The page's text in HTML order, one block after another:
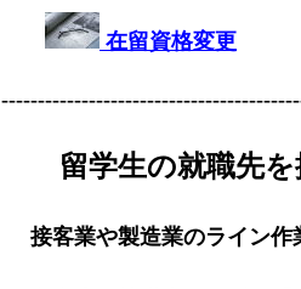
在留資格変更
留学生の就職先を
接客業や製造業のライン